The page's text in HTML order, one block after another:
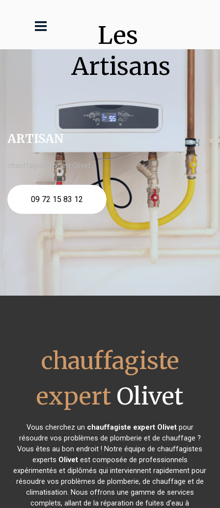
Les
Artisans
ARTISAN
chauffagiste expert Olivet
09 72 15 83 12
chauffagiste
expert Olivet
Vous cherchez un chauffagiste expert Olivetpour
résoudre vos problèmes de plomberie et de chauffage ?
Vous êtes au bon endroit ! Notre équipe de chauffagistes
experts Olivetest composée de professionnels
expérimentés et diplômés qui interviennent rapidement pour
résoudre vos problèmes de plomberie, de chauffage et de
climatisation. Nous offrons une gamme de services
complets, allant de la réparation de fuites d'eau à